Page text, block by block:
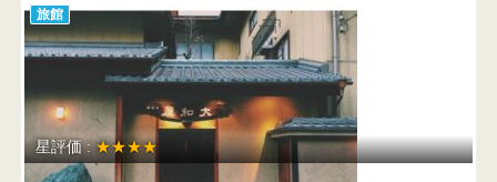
旅館
星評価 :★★★★